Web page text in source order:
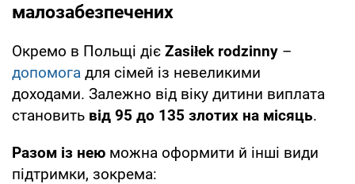
малозабезпечених
Окремо в Польщі діє Zasiłek rodzinny –
допомога для сімей із невеликими
доходами. Залежно від віку дитини виплата
становить від 95 до 135 злотих на місяць.
Разом із нею можна оформити й інші види
підтримки, зокрема: